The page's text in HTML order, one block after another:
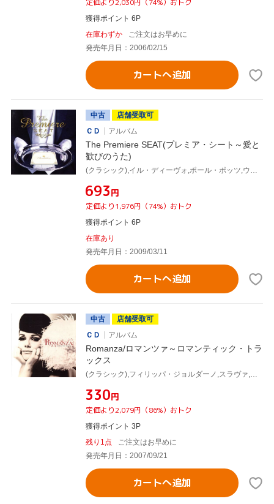
定価より2,030円（74%）おトク
獲得ポイント 6P
在庫わずか
ご注文はお早めに
発売年月日：2006/02/15
カートへ追加
中古
店舗受取可
ＣＤ
アルバム
The Premiere SEAT(プレミア・シート～愛と
歓びのうた)
(クラシック),イル・ディーヴォ,ポール・ポッツ,ウエストライフ,アミーチ・フォーエヴァー,IZZY,シャルロット・チャーチ,フィリッパ・ジョルダーノ
¥693円
定価より1,976円（74%）おトク
獲得ポイント 6P
在庫あり
発売年月日：2009/03/11
カートへ追加
中古
店舗受取可
ＣＤ
アルバム
Romanza/ロマンツァ～ロマンティック・トラ
ックス
(クラシック),フィリッパ・ジョルダーノ,スラヴァ,川井郁子,ボーイズ・エアー・クワイア,エンニオ・モリコーネ,羽根田ユキコ,coba
¥330円
定価より2,079円（86%）おトク
獲得ポイント 3P
残り1点
ご注文はお早めに
発売年月日：2007/09/21
カートへ追加